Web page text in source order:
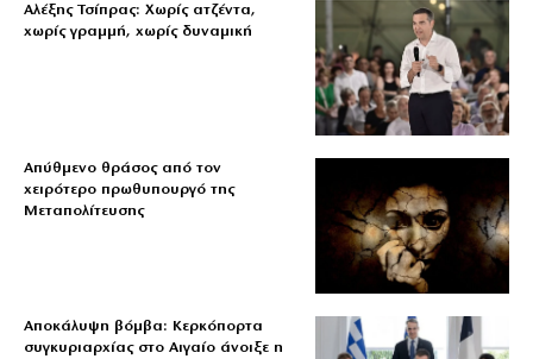
Αλέξης Τσίπρας: Χωρίς ατζέντα,
χωρίς γραμμή, χωρίς δυναμική
Απύθμενο θράσος από τον
χειρότερο πρωθυπουργό της
Μεταπολίτευσης
Αποκάλυψη βόμβα: Κερκόπορτα
συγκυριαρχίας στο Αιγαίο άνοιξε η